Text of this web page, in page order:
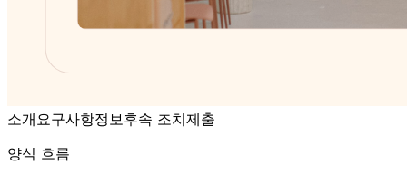
소개요구사항정보후속 조치제출
양식 흐름